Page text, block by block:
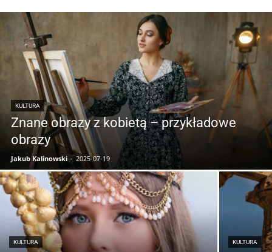
KULTURA
Znane obrazy z kobietą – przykładowe
obrazy
Jakub Kalinowski - 2025-07-19
KULTURA KULTURA